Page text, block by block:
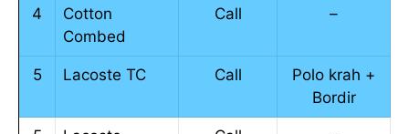
4
Cotton
Combed
Call –
5 Lacoste TC Call
Polo krah +
Bordir